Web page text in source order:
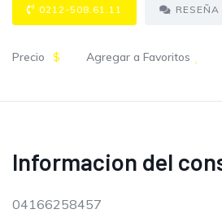
0212-508.61.11 RESEÑA
Precio $ Agregar a Favoritos
Informacion del
04166258457